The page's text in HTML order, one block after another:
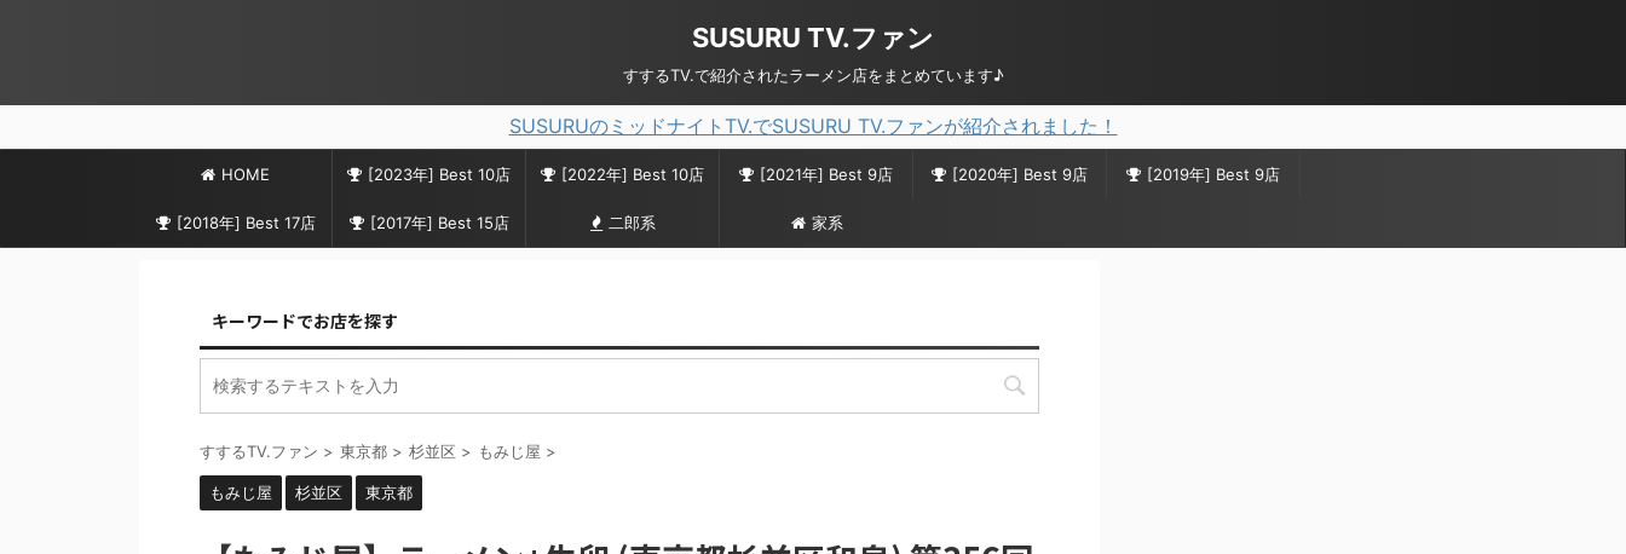
SUSURU TV.ファン
すするTV.で紹介されたラーメン店をまとめています♪
SUSURUのミッドナイトTV.でSUSURU TV.ファンが紹介されました！
HOME [2023年] Best 10店 [2022年] Best 10店 [2021年] Best 9店 [2020年] Best 9店 [2019年] Best 9店
[2018年] Best 17店 [2017年] Best 15店 二郎系 家系
キーワードでお店を探す
すするTV.ファン > 東京都 > 杉並区 > もみじ屋 >
もみじ屋 杉並区 東京都